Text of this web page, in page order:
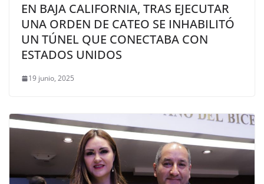
EN BAJA CALIFORNIA, TRAS EJECUTAR
UNA ORDEN DE CATEO SE INHABILITÓ
UN TÚNEL QUE CONECTABA CON
ESTADOS UNIDOS
19 junio, 2025